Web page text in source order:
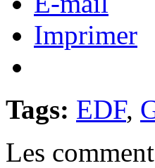
Imprimer
Tags: EDF,
Les